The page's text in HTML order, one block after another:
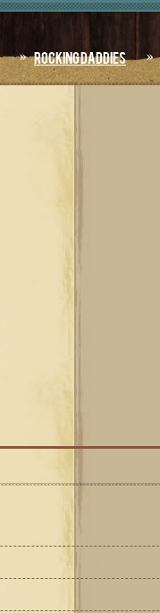
Rocking Daddies